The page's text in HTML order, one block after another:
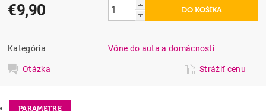
€9,90
Kategória Vône do auta a domácnosti
Otázka Strážiť cenu
PARAMETRE